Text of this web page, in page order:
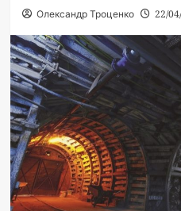
Олександр Троценко 22/